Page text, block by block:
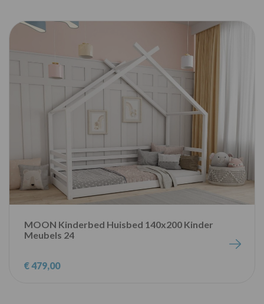
MOON Kinderbed Huisbed 140x200 Kinder
Meubels 24
€ 479,00